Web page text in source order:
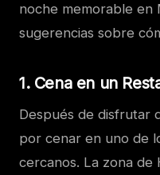
noche memorable en
sugerencias sobre
1. Cena en un
Después de disfrutar
por cenar en uno de
cercanos. La zona de